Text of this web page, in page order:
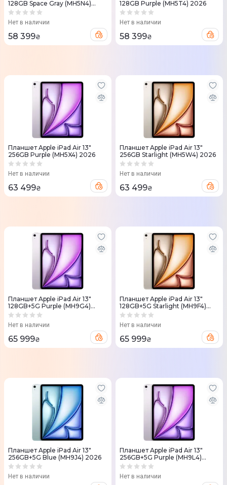
128GB Space Gray (MH5N4)
2026
Нет в наличии
58 399₴
128GB Purple (MH5T4) 2026
Нет в наличии
58 399₴
Планшет Apple iPad Air 13"
256GB Purple (MH5X4) 2026
Нет в наличии
63 499₴
Планшет Apple iPad Air 13"
256GB Starlight (MH5W4) 2026
Нет в наличии
63 499₴
Планшет Apple iPad Air 13"
128GB+5G Purple (MH9G4)
2026
Нет в наличии
65 999₴
Планшет Apple iPad Air 13"
128GB+5G Starlight (MH9F4)
2026
Нет в наличии
65 999₴
Планшет Apple iPad Air 13"
256GB+5G Blue (MH9J4) 2026
Нет в наличии
Планшет Apple iPad Air 13"
256GB+5G Purple (MH9L4)
2026
Нет в наличии